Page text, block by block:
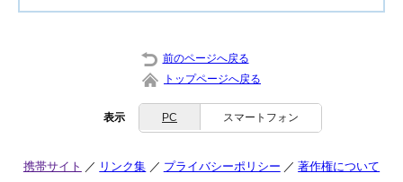
前のページへ戻る
トップページへ戻る
表示 PC スマートフォン
携帯サイト リンク集 プライバシーポリシー 著作権について